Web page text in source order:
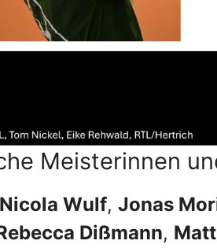
Meisterinnen
Nicola Wulf, Jonas
Dißmann,